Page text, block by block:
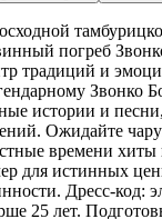
погреб
традиций и
Звонко
истории и
Ожидайте
времени
для истинных
Дресс-код:
25 лет.